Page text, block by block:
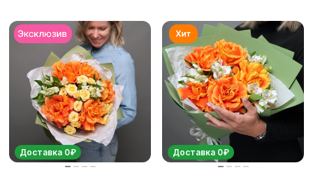
Доставка 0₽ Доставка 0₽